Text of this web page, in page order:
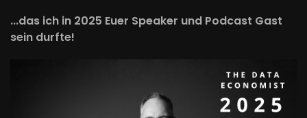
...das ich in 2025 Euer Speaker und Podcast Gast
sein durfte!